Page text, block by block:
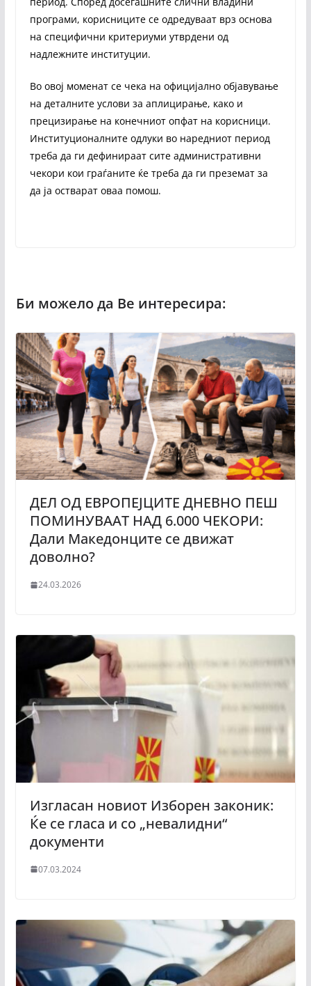
програми, корисниците се одредуваат врз основа
на специфични критериуми утврдени од
надлежните институции.
Во овој моменат се чека на официјално објавување
на деталните услови за аплицирање, како и
прецизирање на конечниот опфат на корисници.
Институционалните одлуки во наредниот период
треба да ги дефинираат сите административни
чекори кои граѓаните ќе треба да ги преземат за
да ја остварат оваа помош.
ДЕЛ ОД ЕВРОПЕЈЦИТЕ ДНЕВНО ПЕШ
ПОМИНУВААТ НАД 6.000 ЧЕКОРИ:
Дали Македонците се движат
доволно?
24.03.2026
Изгласан новиот Изборен законик:
Ќе се гласа и со „невалидни“
документи
07.03.2024